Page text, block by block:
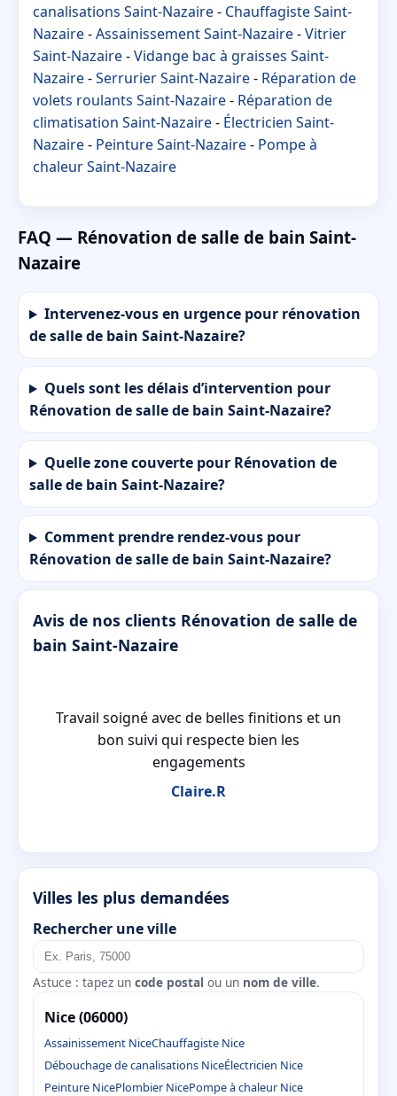
canalisations Saint-Nazaire- Chauffagiste Saint-
Nazaire-Assainissement Saint-Nazaire-Vitrier
Saint-Nazaire-Vidange bac à graisses Saint-
Nazaire-Serrurier Saint-Nazaire- Réparation de
volets roulants Saint-Nazaire- Réparation de
climatisation Saint-Nazaire- Électricien Saint-
Nazaire- Peinture Saint-Nazaire- Pompe à
chaleur Saint-Nazaire
FAQ — Rénovation de salle de bain Saint-
Nazaire
Intervenez-vous en urgence pour rénovation
de salle de bain Saint-Nazaire?
Quels sont les délais d’intervention pour
Rénovation de salle de bain Saint-Nazaire?
Quelle zone couverte pour Rénovation de
salle de bain Saint-Nazaire?
Comment prendre rendez-vous pour
Rénovation de salle de bain Saint-Nazaire?
Avis de nos clients Rénovation de salle de
bain Saint-Nazaire
Travail soigné avec de belles finitions et un
bon suivi qui respecte bien les
engagements
Claire.R
Villes les plus demandées
Rechercher une ville
Astuce : tapez un code postal ou un nom de ville.
Nice (06000)
Assainissement NiceChauffagiste Nice
Débouchage de canalisations NiceÉlectricien Nice
Peinture NicePlombier NicePompe à chaleur Nice